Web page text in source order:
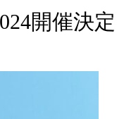
開催決定